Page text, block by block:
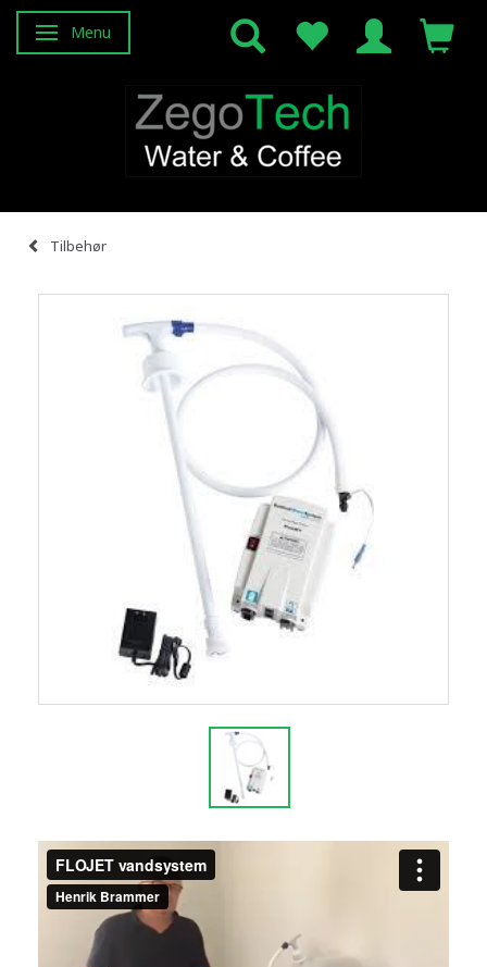
Skifte navigation
Menu
Tilbehør